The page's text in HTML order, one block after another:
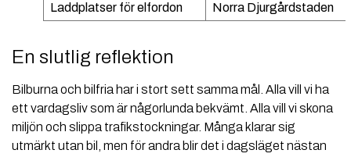
Laddplatser för elfordon Norra Djurgårdstaden
En slutlig reflektion
Bilburna och bilfria har i stort sett samma mål. Alla vill vi ha
ett vardagsliv som är någorlunda bekvämt. Alla vill vi skona
miljön och slippa trafikstockningar. Många klarar sig
utmärkt utan bil, men för andra blir det i dagsläget nästan